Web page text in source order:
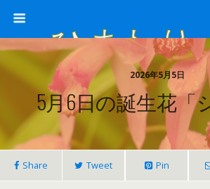
ひまわり畑
2026年5月5日
5月6日の誕生花「
Share Tweet Pin